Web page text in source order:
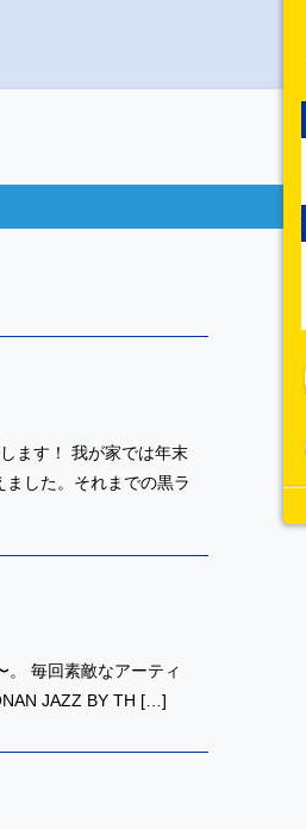
ます！ 我が家では年末
した。それまでの黒ラ
毎回素敵なアーティ
JAZZ BY TH […]